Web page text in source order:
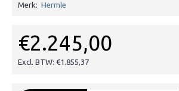
Merk: Hermle
€2.245,00
Excl. BTW: €1.855,37